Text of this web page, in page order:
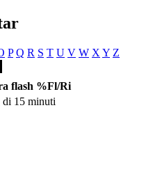
P Q R S T U V W X Y Z
flash %Fl/Ri
di 15 minuti